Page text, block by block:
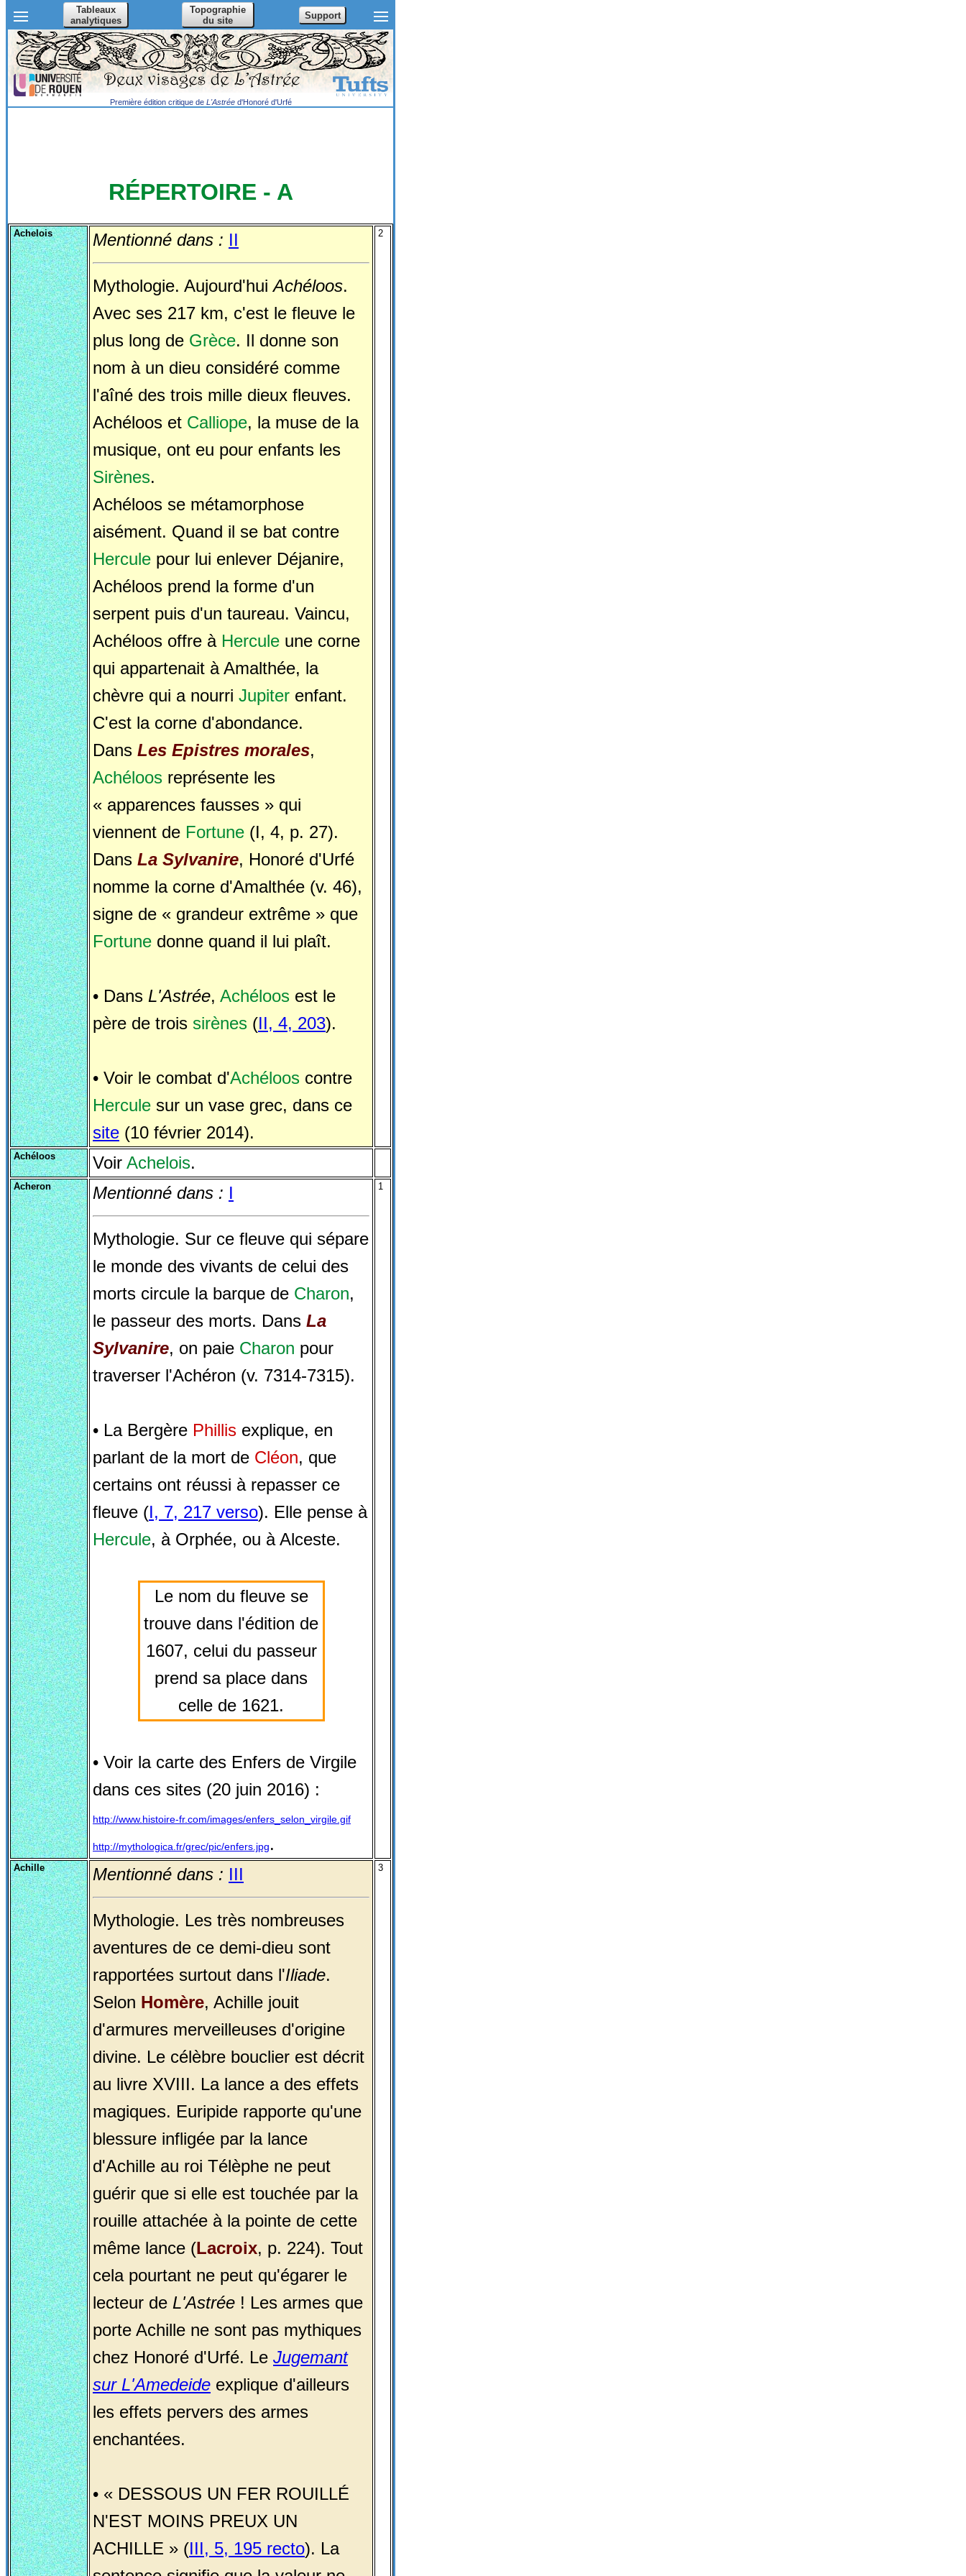
Tableaux
analytiques
Topographie
du site
Support
Première édition critique de L'Astréed'Honoré d'Urfé
RÉPERTOIRE - A
Achelois Mentionné dans : II
Mythologie. Aujourd'huiAchéloos.
Avec ses 217 km, c'est le fleuve le
plus long de Grèce. Il donne son
nom à un dieu considéré comme
l'aîné des trois mille dieux fleuves.
Achéloos et Calliope, la muse de la
musique, ont eu pour enfants les
Sirènes.
Achéloos se métamorphose
aisément. Quand il se bat contre
Hercule pour lui enlever Déjanire,
Achéloos prend la forme d'un
serpent puis d'un taureau. Vaincu,
Achéloos offre à Hercule une corne
qui appartenait à Amalthée, la
chèvre qui a nourri Jupiter enfant.
C'est la corne d'abondance.
Dans Les Epistres morales,
Achéloos représente les
« apparences fausses » qui
viennent de Fortune (I, 4, p. 27).
Dans La Sylvanire, Honoré d'Urfé
nomme la corne d'Amalthée (v. 46),
signe de « grandeur extrême » que
Fortune donne quand il lui plaît.
• Dans L'Astrée, Achéloos est le
père de trois sirènes (II, 4, 203).
• Voir le combat d'Achéloos contre
Hercule sur un vase grec, dans ce
site (10 février 2014).
2
Achéloos Voir Achelois.
Acheron Mentionné dans : I
Mythologie. Sur ce fleuve qui sépare
le monde des vivants de celui des
morts circule la barque de Charon,
le passeur des morts. Dans La
Sylvanire, on paie Charon pour
traverser l'Achéron (v. 7314-7315).
• La Bergère Phillis explique, en
parlant de la mort de Cléon, que
certains ont réussi à repasser ce
fleuve (I, 7, 217 verso). Elle pense à
Hercule, à Orphée, ou à Alceste.
Le nom du fleuve se
trouve dans l'édition de
1607, celui du passeur
prend sa place dans
celle de 1621.
• Voir la carte des Enfers de Virgile
dans ces sites (20 juin 2016) :
http://www.histoire-fr.com/images/enfers_selon_virgile.gif
http://mythologica.fr/grec/pic/enfers.jpg.
1
Achille Mentionné dans : III
Mythologie. Les très nombreuses
aventures de ce demi-dieu sont
rapportées surtout dans l'Iliade.
Selon Homère, Achille jouit
d'armures merveilleuses d'origine
divine. Le célèbre bouclier est décrit
au livre XVIII. La lance a des effets
magiques. Euripide rapporte qu'une
blessure infligée par la lance
d'Achille au roi Télèphe ne peut
guérir que si elle est touchée par la
rouille attachée à la pointe de cette
même lance (Lacroix, p. 224). Tout
cela pourtant ne peut qu'égarer le
lecteur de L'Astrée ! Les armes que
porte Achille ne sont pas mythiques
chez Honoré d'Urfé. Le Jugemant
sur L'Amedeide explique d'ailleurs
les effets pervers des armes
enchantées.
• « DESSOUS UN FER ROUILLÉ
N'EST MOINS PREUX UN
ACHILLE » (III, 5, 195 recto). La
3